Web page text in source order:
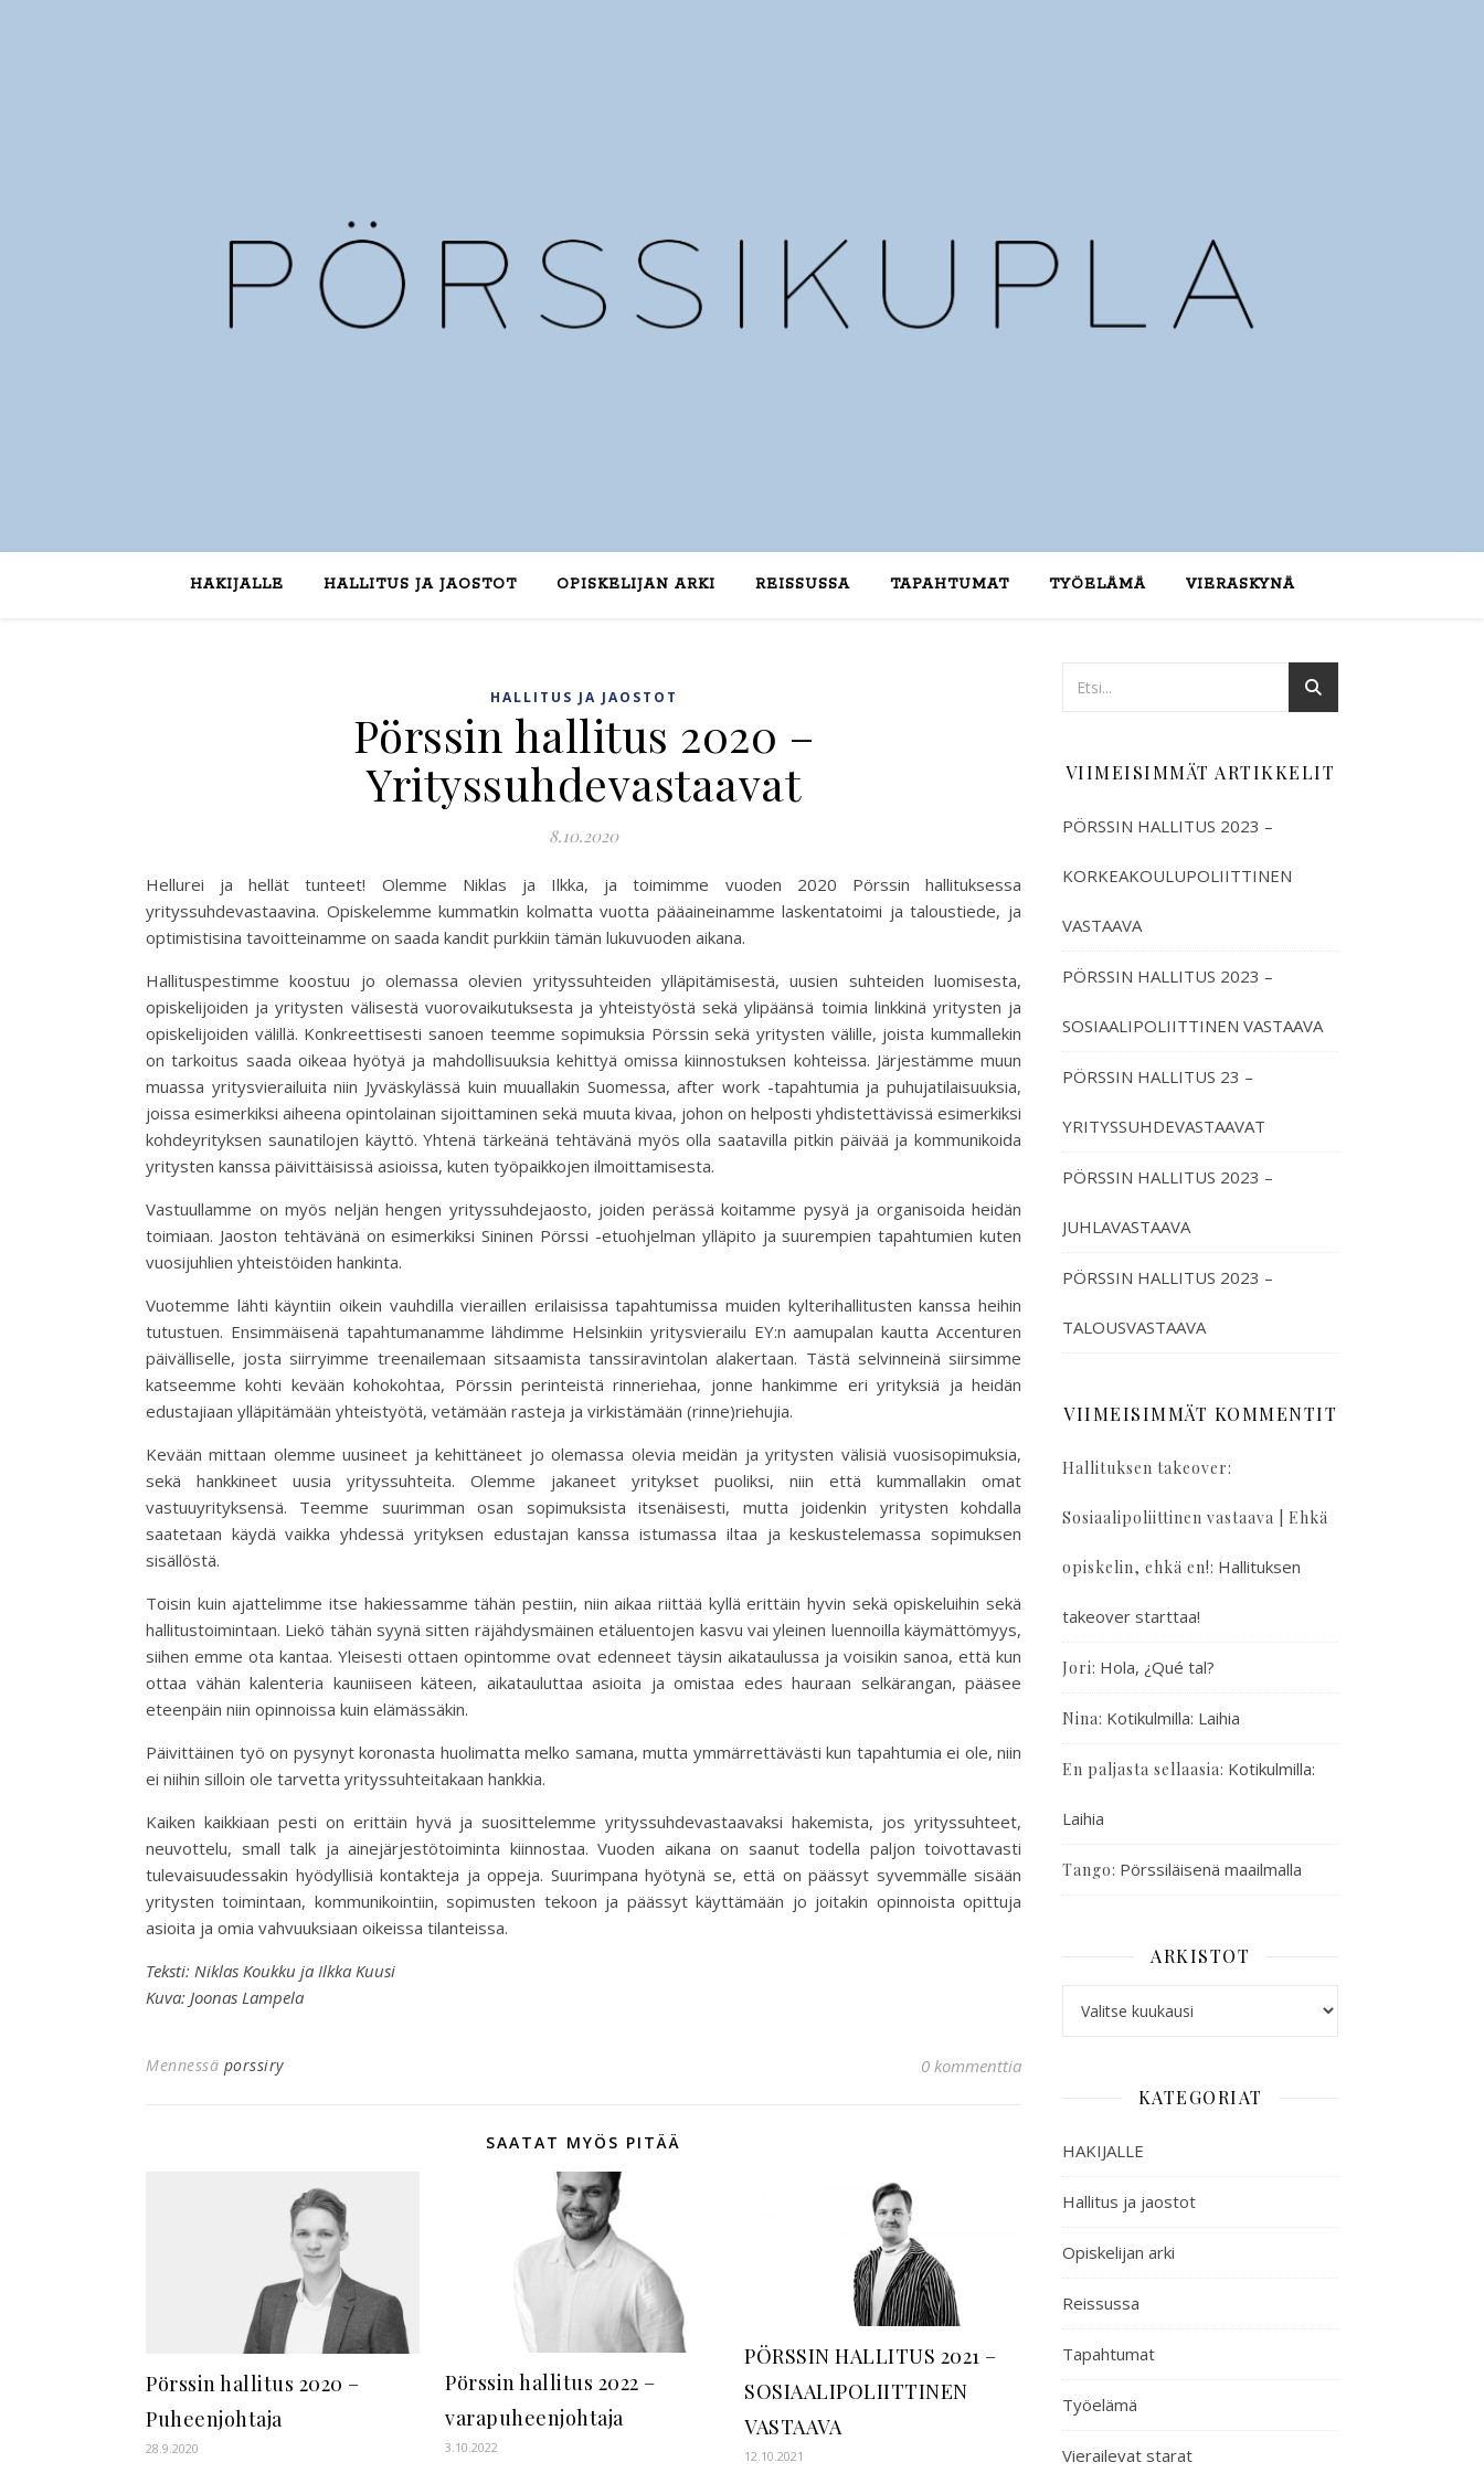
HAKIJALLE HALLITUS JA JAOSTOT OPISKELIJAN ARKI REISSUSSA TAPAHTUMAT TYÖELÄMÄ VIERASKYNÄ
HALLITUS JA JAOSTOT
Pörssin hallitus 2020 –
Yrityssuhdevastaavat
8.10.2020
Hellurei ja hellät tunteet! Olemme Niklas ja Ilkka, ja toimimme vuoden 2020 Pörssin hallituksessa
yrityssuhdevastaavina. Opiskelemme kummatkin kolmatta vuotta pääaineinamme laskentatoimi ja taloustiede, ja
optimistisina tavoitteinamme on saada kandit purkkiin tämän lukuvuoden aikana.
Hallituspestimme koostuu jo olemassa olevien yrityssuhteiden ylläpitämisestä, uusien suhteiden luomisesta,
opiskelijoiden ja yritysten välisestä vuorovaikutuksesta ja yhteistyöstä sekä ylipäänsä toimia linkkinä yritysten ja
opiskelijoiden välillä. Konkreettisesti sanoen teemme sopimuksia Pörssin sekä yritysten välille, joista kummallekin
on tarkoitus saada oikeaa hyötyä ja mahdollisuuksia kehittyä omissa kiinnostuksen kohteissa. Järjestämme muun
muassa yritysvierailuita niin Jyväskylässä kuin muuallakin Suomessa, after work -tapahtumia ja puhujatilaisuuksia,
joissa esimerkiksi aiheena opintolainan sijoittaminen sekä muuta kivaa, johon on helposti yhdistettävissä esimerkiksi
kohdeyrityksen saunatilojen käyttö. Yhtenä tärkeänä tehtävänä myös olla saatavilla pitkin päivää ja kommunikoida
yritysten kanssa päivittäisissä asioissa, kuten työpaikkojen ilmoittamisesta.
Vastuullamme on myös neljän hengen yrityssuhdejaosto, joiden perässä koitamme pysyä ja organisoida heidän
toimiaan. Jaoston tehtävänä on esimerkiksi Sininen Pörssi -etuohjelman ylläpito ja suurempien tapahtumien kuten
vuosijuhlien yhteistöiden hankinta.
Vuotemme lähti käyntiin oikein vauhdilla vieraillen erilaisissa tapahtumissa muiden kylterihallitusten kanssa heihin
tutustuen. Ensimmäisenä tapahtumanamme lähdimme Helsinkiin yritysvierailu EY:n aamupalan kautta Accenturen
päivälliselle, josta siirryimme treenailemaan sitsaamista tanssiravintolan alakertaan. Tästä selvinneinä siirsimme
katseemme kohti kevään kohokohtaa, Pörssin perinteistä rinneriehaa, jonne hankimme eri yrityksiä ja heidän
edustajiaan ylläpitämään yhteistyötä, vetämään rasteja ja virkistämään (rinne)riehujia.
Kevään mittaan olemme uusineet ja kehittäneet jo olemassa olevia meidän ja yritysten välisiä vuosisopimuksia,
sekä hankkineet uusia yrityssuhteita. Olemme jakaneet yritykset puoliksi, niin että kummallakin omat
vastuuyrityksensä. Teemme suurimman osan sopimuksista itsenäisesti, mutta joidenkin yritysten kohdalla
saatetaan käydä vaikka yhdessä yrityksen edustajan kanssa istumassa iltaa ja keskustelemassa sopimuksen
sisällöstä.
Toisin kuin ajattelimme itse hakiessamme tähän pestiin, niin aikaa riittää kyllä erittäin hyvin sekä opiskeluihin sekä
hallitustoimintaan. Liekö tähän syynä sitten räjähdysmäinen etäluentojen kasvu vai yleinen luennoilla käymättömyys,
siihen emme ota kantaa. Yleisesti ottaen opintomme ovat edenneet täysin aikataulussa ja voisikin sanoa, että kun
ottaa vähän kalenteria kauniiseen käteen, aikatauluttaa asioita ja omistaa edes hauraan selkärangan, pääsee
eteenpäin niin opinnoissa kuin elämässäkin.
Päivittäinen työ on pysynyt koronasta huolimatta melko samana, mutta ymmärrettävästi kun tapahtumia ei ole, niin
ei niihin silloin ole tarvetta yrityssuhteitakaan hankkia.
Kaiken kaikkiaan pesti on erittäin hyvä ja suosittelemme yrityssuhdevastaavaksi hakemista, jos yrityssuhteet,
neuvottelu, small talk ja ainejärjestötoiminta kiinnostaa. Vuoden aikana on saanut todella paljon toivottavasti
tulevaisuudessakin hyödyllisiä kontakteja ja oppeja. Suurimpana hyötynä se, että on päässyt syvemmälle sisään
yritysten toimintaan, kommunikointiin, sopimusten tekoon ja päässyt käyttämään jo joitakin opinnoista opittuja
asioita ja omia vahvuuksiaan oikeissa tilanteissa.
Teksti: Niklas Koukku ja Ilkka Kuusi
Kuva: Joonas Lampela
Mennessä porssiry 0 kommenttia
SAATAT MYÖS PITÄÄ
Pörssin hallitus 2020 –
Puheenjohtaja
28.9.2020
Pörssin hallitus 2022 –
varapuheenjohtaja
3.10.2022
PÖRSSIN HALLITUS 2021 –
SOSIAALIPOLIITTINEN
VASTAAVA
12.10.2021
VIIMEISIMMÄT ARTIKKELIT
PÖRSSIN HALLITUS 2023 –
KORKEAKOULUPOLIITTINEN
VASTAAVA
PÖRSSIN HALLITUS 2023 –
SOSIAALIPOLIITTINEN VASTAAVA
PÖRSSIN HALLITUS 23 –
YRITYSSUHDEVASTAAVAT
PÖRSSIN HALLITUS 2023 –
JUHLAVASTAAVA
PÖRSSIN HALLITUS 2023 –
TALOUSVASTAAVA
VIIMEISIMMÄT KOMMENTIT
Hallituksen takeover:
Sosiaalipoliittinen vastaava | Ehkä
opiskelin, ehkä en!: Hallituksen
takeover starttaa!
Jori: Hola, ¿Qué tal?
Nina: Kotikulmilla: Laihia
En paljasta sellaasia: Kotikulmilla:
Laihia
Tango: Pörssiläisenä maailmalla
ARKISTOT
KATEGORIAT
HAKIJALLE
Hallitus ja jaostot
Opiskelijan arki
Reissussa
Tapahtumat
Työelämä
Vierailevat starat